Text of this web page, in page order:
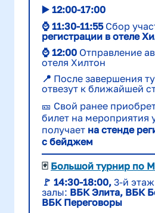
▶️ 12:00-17:00
⌚ 11:30-11:55 Сбор
регистрации в отеле
⌚ 12:00 Отправление
отеля Хилтон
📍 После завершения
отвезут к ближайшей
🎫 Свой ранее
билет на мероприятия
получает на стенде
с бейджем
🃏 Большой турнир по
🚩 14:30-18:00, 3-й
залы: ВБК Элита, ВБК
ВБК Переговоры